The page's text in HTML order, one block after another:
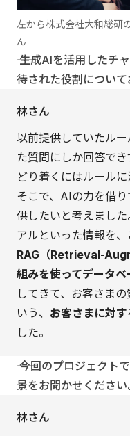
左から株式会社大和総研
ん
―― 生成AIを活用した
待された役割について
林さん
以前提供していたル
た質問にしか回答で
どり着くにはルール
そこで、AIの力を借
供したいと考えまし
アルといった情報を
RAG（Retrieval-
組みを使ってデータベ
してきて、お客さま
いう、 お客さまに対
した。
―― 今回のプロジェク
景をお聞かせください
林さん